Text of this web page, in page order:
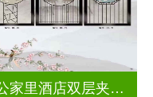
办公家里酒店双层夹娟玻璃